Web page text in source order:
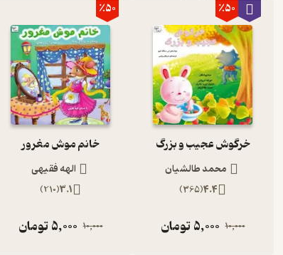
٪50
خرگوش عجیب و بزرگ
محمد طالشیان
4.4
(
365
)
10,000
5,000تومان
٪50
خانم موش مغرور
الهه فقیهی
3.1
(
210
)
10,000
5,000تومان